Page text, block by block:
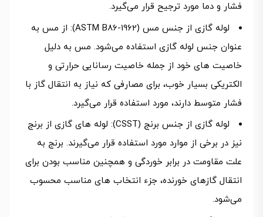
فشار و دما مورد ترجیح قرار می‌گیرد.
لوله گازی از جنس مس (ASTM B86-1962): از مس به
عنوان جنس لوله گازی استفاده می‌شود. مس به دلیل
خاصیت‌ های خود از جمله خاصیت رسانایی حرارتی و
الکتریکی بسیار خوب، برای مصارفی که نیاز به انتقال گاز با
فشار متوسط دارند، مورد استفاده قرار می‌گیرد.
لوله گازی از جنس برنج (CSST): لوله‌ های گازی از برنج
نیز در برخی از موارد مورد استفاده قرار می‌گیرند. برنج به
علت مقاومت در برابر خوردگی و همچنین مناسب بودن برای
انتقال گازهای خورنده، جزء انتخاب‌ های مناسب محسوب
می‌شود.